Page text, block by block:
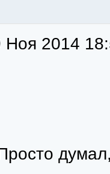
Ноя 2014